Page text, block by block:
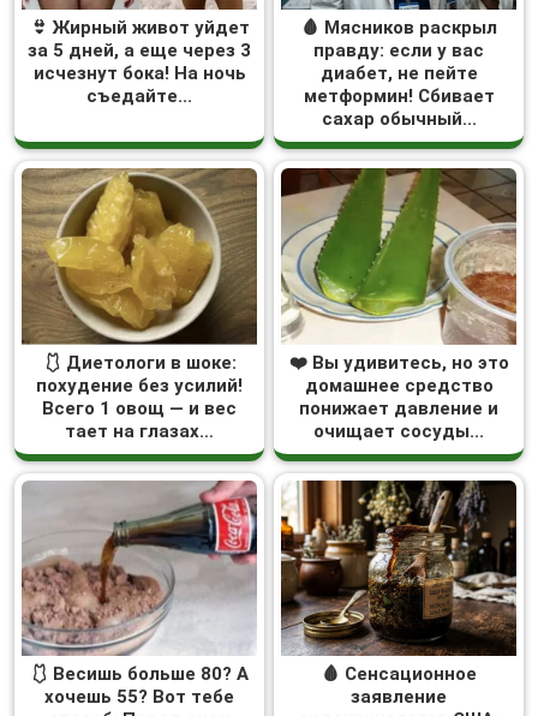
👙 Жирный живот уйдет
за 5 дней, а еще через 3
исчезнут бока! На ночь
съедайте...
🩸 Мясников раскрыл
правду: если у вас
диабет, не пейте
метформин! Сбивает
сахар обычный...
🩱 Диетологи в шоке:
похудение без усилий!
Всего 1 овощ — и вес
тает на глазах…
❤️ Вы удивитесь, но это
домашнее средство
понижает давление и
очищает сосуды...
🩱 Весишь больше 80? А
хочешь 55? Вот тебе
🩸 Сенсационное
заявление